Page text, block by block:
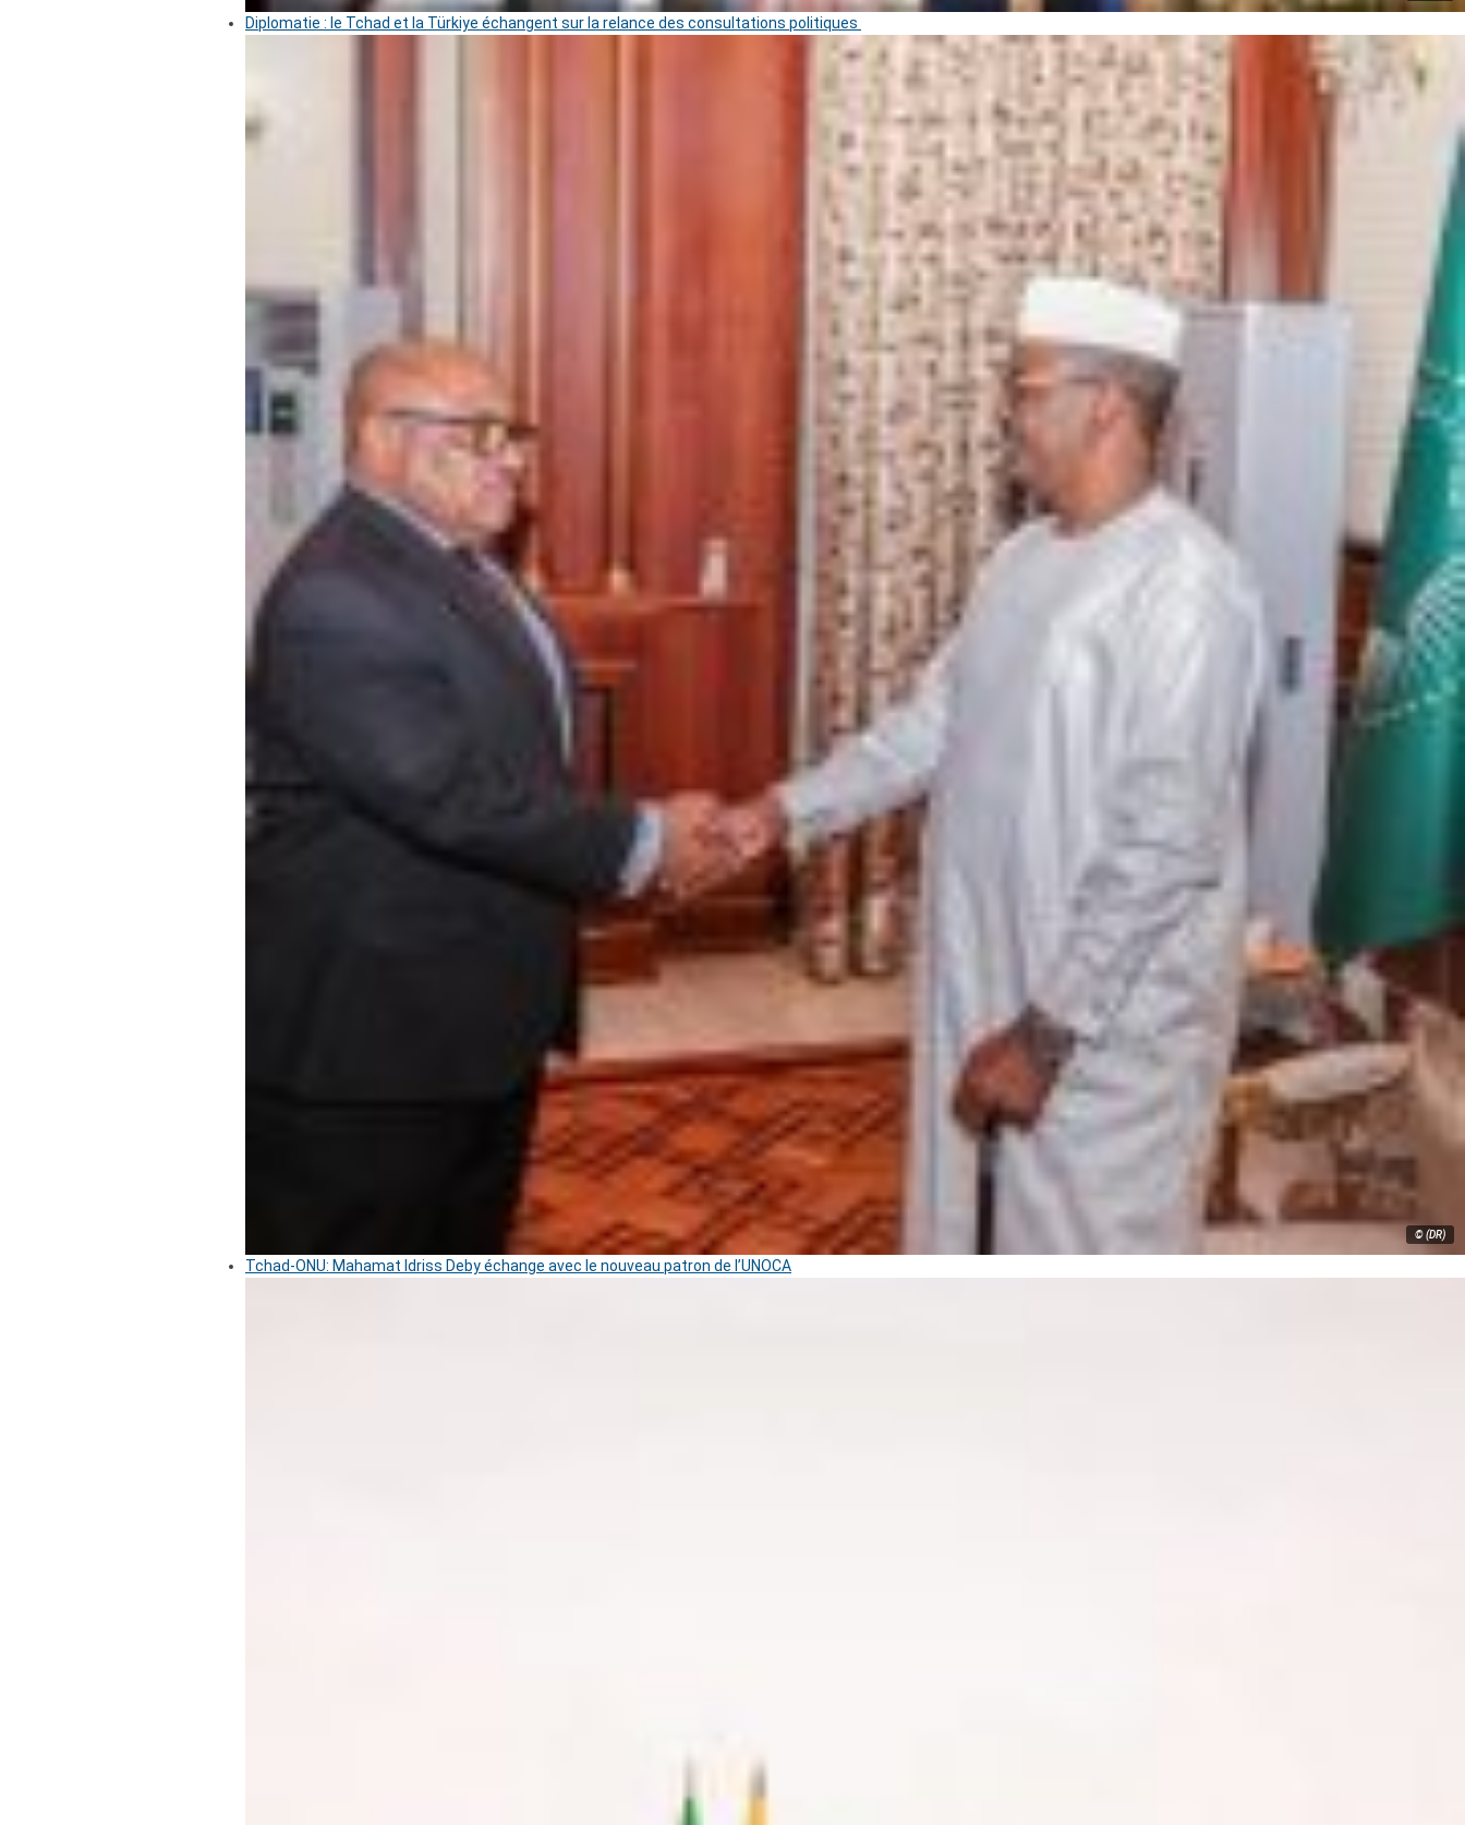
Diplomatie : le Tchad et la Türkiye échangent sur la relance des consultations politiques
© (DR)
Tchad-ONU: Mahamat Idriss Deby échange avec le nouveau patron de l’UNOCA